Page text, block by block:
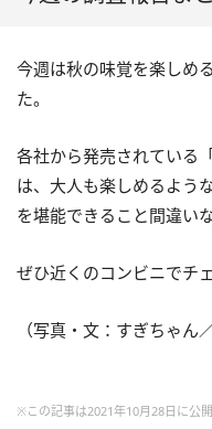
今週は秋の味覚を楽しめ
た。
各社から発売されている
は、大人も楽しめるよう
を堪能できること間違い
ぜひ近くのコンビニでチ
（写真・文：すぎちゃん
※この記事は2021年10月28日に公